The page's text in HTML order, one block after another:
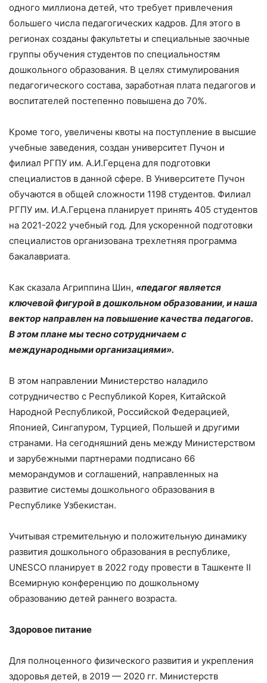
одного миллиона детей, что требует привлечения
большего числа педагогических кадров. Для этого в
регионах созданы факультеты и специальные заочные
группы обучения студентов по специальностям
дошкольного образования. В целях стимулирования
педагогического состава, заработная плата педагогов и
воспитателей постепенно повышена до 70%.
Кроме того, увеличены квоты на поступление в высшие
учебные заведения, создан университет Пучон и
филиал РГПУ им. А.И.Герцена для подготовки
специалистов в данной сфере. В Университете Пучон
обучаются в общей сложности 1198 студентов. Филиал
РГПУ им. И.А.Герцена планирует принять 405 студентов
на 2021-2022 учебный год. Для ускоренной подготовки
специалистов организована трехлетняя программа
бакалавриата.
Как сказала Агриппина Шин, «педагог является
ключевой фигурой в дошкольном образовании, и наша
вектор направлен на повышение качества педагогов.
В этом плане мы тесно сотрудничаем с
международными организациями».
В этом направлении Министерство наладило
сотрудничество с Республикой Корея, Китайской
Народной Республикой, Российской Федерацией,
Японией, Сингапуром, Турцией, Польшей и другими
странами. На сегодняшний день между Министерством
и зарубежными партнерами подписано 66
меморандумов и соглашений, направленных на
развитие системы дошкольного образования в
Республике Узбекистан.
Учитывая стремительную и положительную динамику
развития дошкольного образования в республике,
UNESCO планирует в 2022 году провести в Ташкенте II
Всемирную конференцию по дошкольному
образованию детей раннего возраста.
Здоровое питание
Для полноценного физического развития и укрепления
здоровья детей, в 2019 — 2020 гг. Министерств